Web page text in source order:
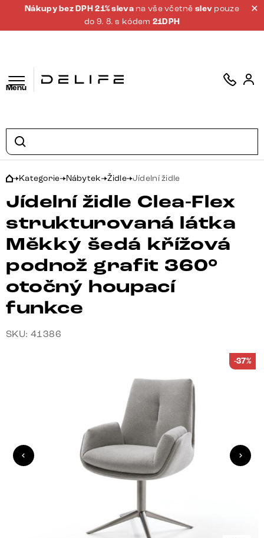
Nákupy bez DPH 21% sleva na vše včetněslev pouze
do 9. 8. s kódem 21DPH
Menu
Kategorie Nábytek Židle Jídelní židle
Jídelní židle Clea-Flex
strukturovaná látka
Měkký šedá křížová
podnož grafit 360°
otočný houpací
funkce
SKU: 41386
-37%